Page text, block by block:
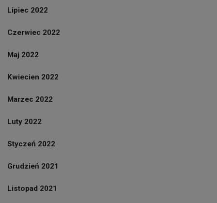
Lipiec 2022
Czerwiec 2022
Maj 2022
Kwiecien 2022
Marzec 2022
Luty 2022
Styczeń 2022
Grudzień 2021
Listopad 2021